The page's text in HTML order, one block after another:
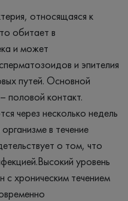
относящаяся к
обитает в
и может
и эпителия
путей. Основной
половой контакт.
через несколько недель
в течение
о том, что
уровень
с хроническим течением